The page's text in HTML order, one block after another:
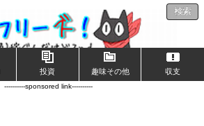
検索
投資 趣味その他 収支
----------sponsored link----------